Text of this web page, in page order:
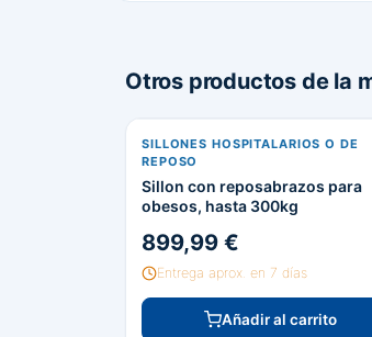
Otros productos de la
SILLONES HOSPITALARIOS O DE
REPOSO
Sillon con reposabrazos para
obesos, hasta 300kg
899,99 €
Entrega aprox. en 7 días
Añadir al carrito